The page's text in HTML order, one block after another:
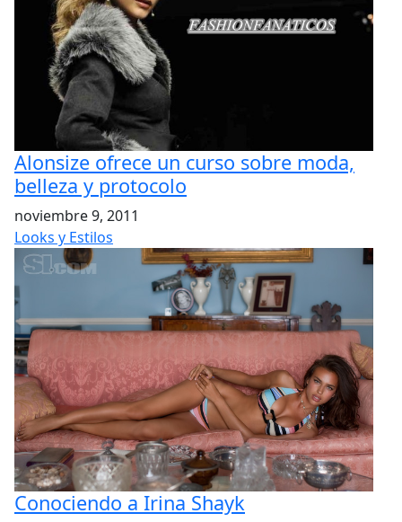
Alonsize ofrece un curso sobre moda,
belleza y protocolo
noviembre 9, 2011
Looks y Estilos
Conociendo a Irina Shayk